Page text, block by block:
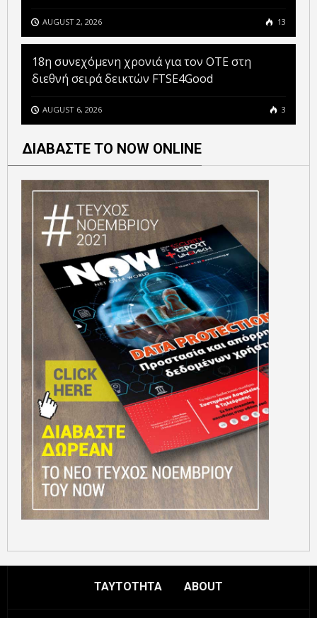
AUGUST 2, 2026 13
18η συνεχόμενη χρονιά για τον ΟΤΕ στη
διεθνή σειρά δεικτών FTSE4Good
AUGUST 6, 2026 3
ΔΙΑΒΑΣΤΕ ΤΟ NOW ONLINE
ΤΑΥΤΟΤΗΤΑ ABOUT